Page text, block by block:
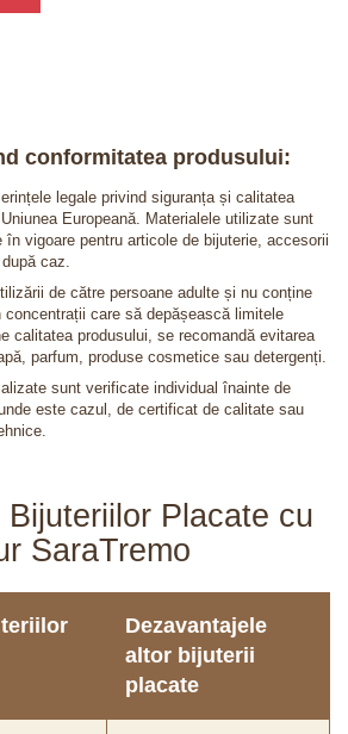
conformitatea produsului:
legale privind siguranța și calitatea
Europeană. Materialele utilizate sunt
în vigoare pentru articole de bijuterie, accesorii
caz.
de către persoane adulte și nu conține
care să depășească limitele
calitatea produsului, se recomandă evitarea
parfum, produse cosmetice sau detergenți.
sunt verificate individual înainte de
este cazul, de certificat de calitate sau
Placate cu
SaraTremo
Dezavantajele
altor bijuterii
placate